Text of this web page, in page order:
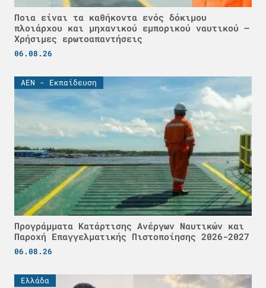
Ποια είναι τα καθήκοντα ενός δόκιμου
πλοιάρχου και μηχανικού εμπορικού ναυτικού –
Χρήσιμες ερωτοαπαντήσεις
06.08.26
ΑΕΝ - Εκπαίδευση
Προγράμματα Κατάρτισης Ανέργων Ναυτικών και
Παροχή Επαγγελματικής Πιστοποίησης 2026-2027
06.08.26
Ελλάδα